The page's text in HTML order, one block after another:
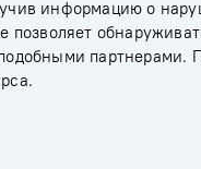
информацию о
позволяет
партнерами.